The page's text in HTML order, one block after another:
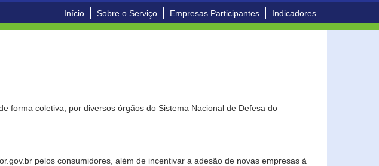
Início Sobre o Serviço Empresas Participantes Indicadores
forma coletiva, por diversos órgãos do Sistema Nacional de Defesa do
pelos consumidores, além de incentivar a adesão de novas empresas à